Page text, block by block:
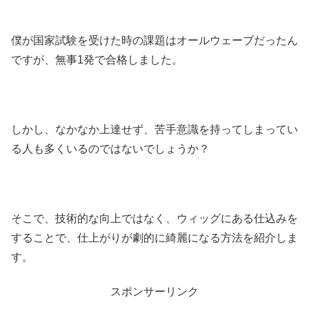
僕が国家試験を受けた時の課題はオールウェーブだったん
ですが、無事1発で合格しました。
しかし、なかなか上達せず、苦手意識を持ってしまってい
る人も多くいるのではないでしょうか？
そこで、技術的な向上ではなく、ウィッグにある仕込みを
することで、仕上がりが劇的に綺麗になる方法を紹介しま
す。
スポンサーリンク